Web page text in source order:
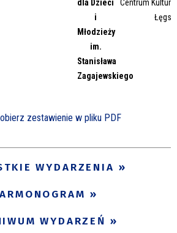
dla Dzieci
i
Młodzieży
im.
Stanisława
Zagajewskiego
Centrum Kultury
zestawienie w pliku PDF
WYDARZENIA
WYDARZEŃ